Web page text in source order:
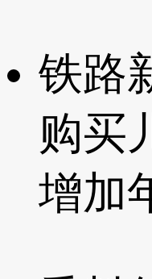
铁路
购买
增加